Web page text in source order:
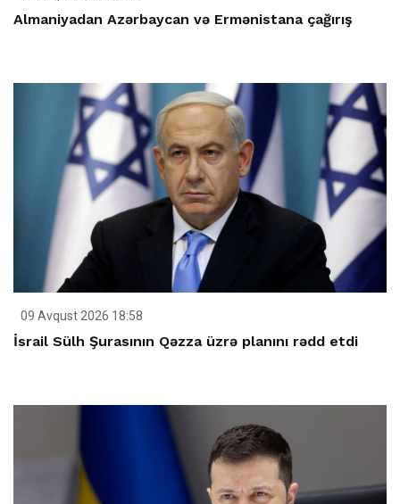
Almaniyadan Azərbaycan və Ermənistana çağırış
09 Avqust 2026 18:58
İsrail Sülh Şurasının Qəzza üzrə planını rədd etdi